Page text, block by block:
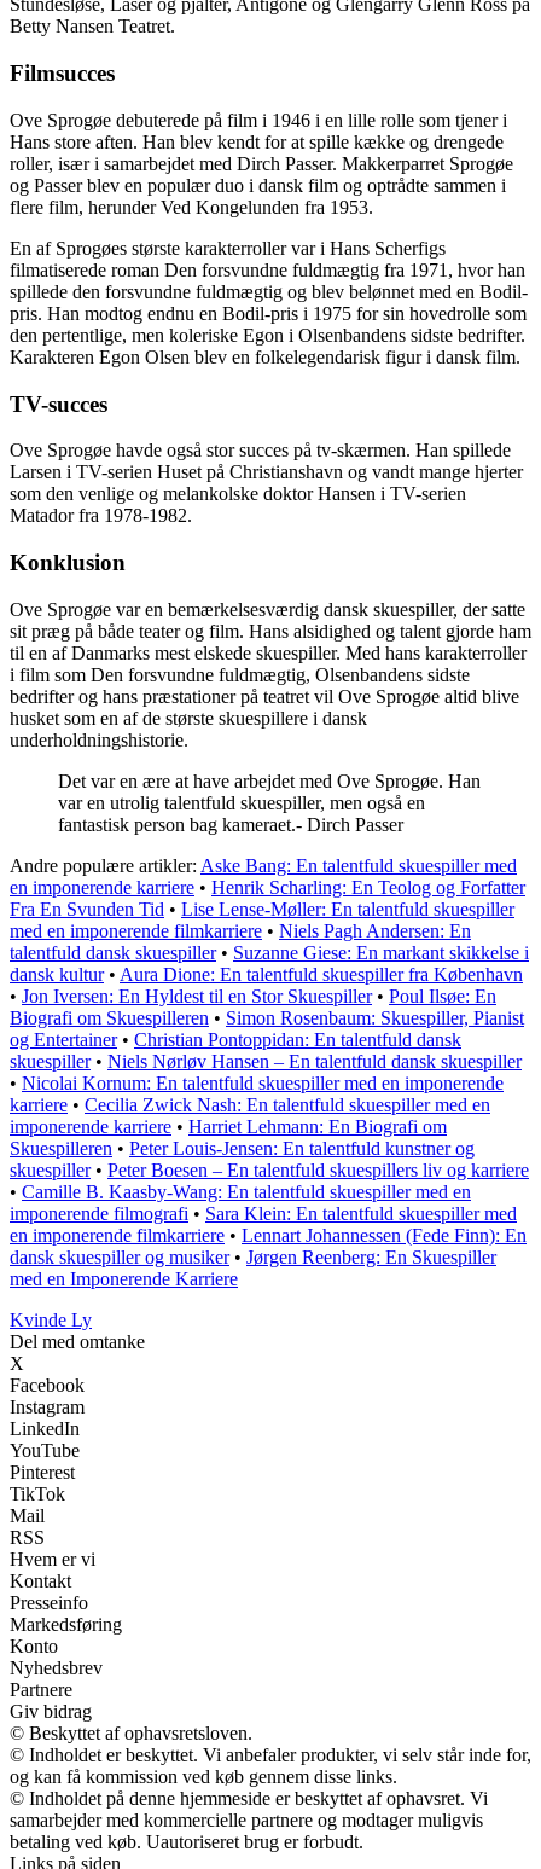
Stundesløse, Laser og pjalter, Antigone og Glengarry Glenn Ross på
Betty Nansen Teatret.
Filmsucces
Ove Sprogøe debuterede på film i 1946 i en lille rolle som tjener i
Hans store aften. Han blev kendt for at spille kække og drengede
roller, især i samarbejdet med Dirch Passer. Makkerparret Sprogøe
og Passer blev en populær duo i dansk film og optrådte sammen i
flere film, herunder Ved Kongelunden fra 1953.
En af Sprogøes største karakterroller var i Hans Scherfigs
filmatiserede roman Den forsvundne fuldmægtig fra 1971, hvor han
spillede den forsvundne fuldmægtig og blev belønnet med en Bodil-
pris. Han modtog endnu en Bodil-pris i 1975 for sin hovedrolle som
den pertentlige, men koleriske Egon i Olsenbandens sidste bedrifter.
Karakteren Egon Olsen blev en folkelegendarisk figur i dansk film.
TV-succes
Ove Sprogøe havde også stor succes på tv-skærmen. Han spillede
Larsen i TV-serien Huset på Christianshavn og vandt mange hjerter
som den venlige og melankolske doktor Hansen i TV-serien
Matador fra 1978-1982.
Konklusion
Ove Sprogøe var en bemærkelsesværdig dansk skuespiller, der satte
sit præg på både teater og film. Hans alsidighed og talent gjorde ham
til en af Danmarks mest elskede skuespiller. Med hans karakterroller
i film som Den forsvundne fuldmægtig, Olsenbandens sidste
bedrifter og hans præstationer på teatret vil Ove Sprogøe altid blive
husket som en af de største skuespillere i dansk
underholdningshistorie.
Det var en ære at have arbejdet med Ove Sprogøe. Han
var en utrolig talentfuld skuespiller, men også en
fantastisk person bag kameraet.- Dirch Passer
Andre populære artikler: Aske Bang: En talentfuld skuespiller med
en imponerende karriere • Henrik Scharling: En Teolog og Forfatter
Fra En Svunden Tid • Lise Lense-Møller: En talentfuld skuespiller
med en imponerende filmkarriere • Niels Pagh Andersen: En
talentfuld dansk skuespiller• Suzanne Giese: En markant skikkelse i
dansk kultur• Aura Dione: En talentfuld skuespiller fra København
• Jon Iversen: En Hyldest til en Stor Skuespiller• Poul Ilsøe: En
Biografi om Skuespilleren • Simon Rosenbaum: Skuespiller, Pianist
og Entertainer• Christian Pontoppidan: En talentfuld dansk
skuespiller• Niels Nørløv Hansen – En talentfuld dansk skuespiller
• Nicolai Kornum: En talentfuld skuespiller med en imponerende
karriere • Cecilia Zwick Nash: En talentfuld skuespiller med en
imponerende karriere • Harriet Lehmann: En Biografi om
Skuespilleren • Peter Louis-Jensen: En talentfuld kunstner og
skuespiller• Peter Boesen – En talentfuld skuespillers liv og karriere
• Camille B. Kaasby-Wang: En talentfuld skuespiller med en
imponerende filmografi • Sara Klein: En talentfuld skuespiller med
en imponerende filmkarriere • Lennart Johannessen (Fede Finn): En
dansk skuespiller og musiker• Jørgen Reenberg: En Skuespiller
med en Imponerende Karriere
Kvinde Ly
Del med omtanke
X
Facebook
Instagram
LinkedIn
YouTube
Pinterest
TikTok
Mail
RSS
Hvem er vi
Kontakt
Presseinfo
Markedsføring
Konto
Nyhedsbrev
Partnere
Giv bidrag
© Beskyttet af ophavsretsloven.
© Indholdet er beskyttet. Vi anbefaler produkter, vi selv står inde for,
og kan få kommission ved køb gennem disse links.
© Indholdet på denne hjemmeside er beskyttet af ophavsret. Vi
samarbejder med kommercielle partnere og modtager muligvis
betaling ved køb. Uautoriseret brug er forbudt.
Links på siden